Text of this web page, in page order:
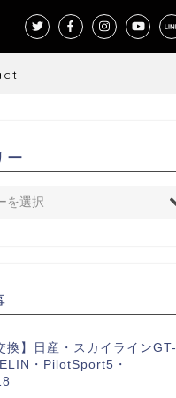
ー
換】日産・スカイラインGT-
・PilotSport5・